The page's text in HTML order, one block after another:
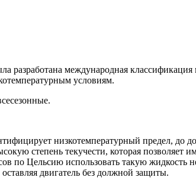
разработана международная
условиям.
низкотемпературный предел, до
степень текучести, которая позволяет
по Цельсию использовать такую жидкость
оставляя двигатель без должной защиты.